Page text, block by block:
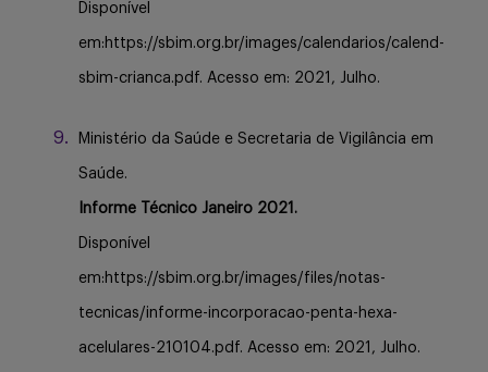
Disponível
em:https://sbim.org.br/images/calendarios/calend-
sbim-crianca.pdf. Acesso em: 2021, Julho.
Ministério da Saúde e Secretaria de Vigilância em
Saúde.
Informe Técnico Janeiro 2021.
Disponível
em:https://sbim.org.br/images/files/notas-
tecnicas/informe-incorporacao-penta-hexa-
acelulares-210104.pdf. Acesso em: 2021, Julho.